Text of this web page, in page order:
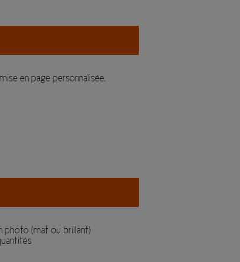
en page personnalisée.
photo (mat ou brillant)